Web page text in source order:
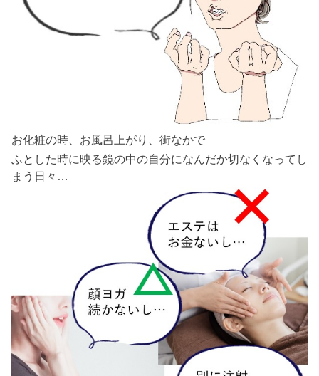
お化粧の時、お風呂上がり、街なかで
ふとした時に映る鏡の中の自分になんだか切なくなってし
まう日々…